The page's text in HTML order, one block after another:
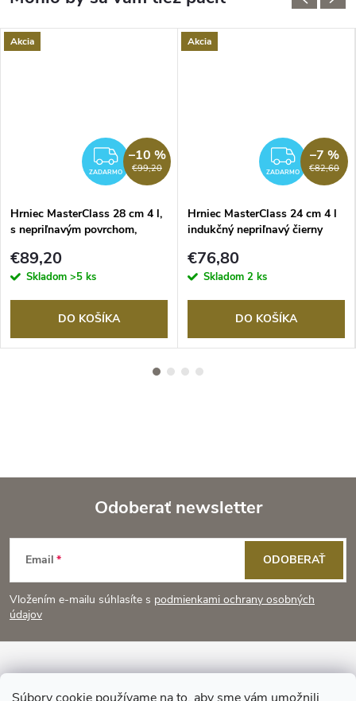
Akcia
ZADARMO
ZADARMO €99,20
–10 %
Hrniec MasterClass 28 cm 4 l,
s nepriľnavým povrchom,
€89,20
Skladom >5 ks
DO KOŠÍKA
Akcia
ZADARMO €82,60
–7 %
Hrniec MasterClass 24 cm 4 l
indukčný nepriľnavý čierny
€76,80
Skladom 2 ks
DO KOŠÍKA
Z
á
p
ä
Odoberať newsletter
Email
Vložením e-mailu súhlasíte s podmienkami ochrany osobných
údajov
ODOBERAŤ
Informácie pre vás